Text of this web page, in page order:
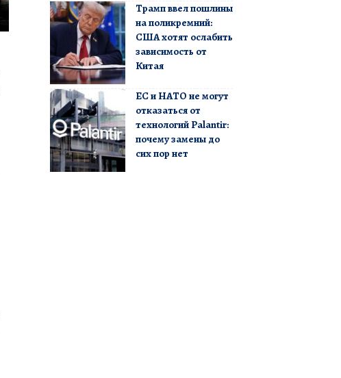
Трамп ввел пошлины
на поликремний:
США хотят ослабить
зависимость от
Китая
ЕС и НАТО не могут
отказаться от
технологий Palantir:
почему замены до
сих пор нет